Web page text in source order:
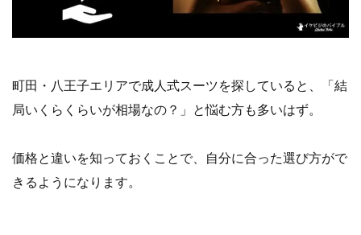
町田・八王子エリアで成人式スーツを探していると、「結
局いくらくらいが相場なの？」と悩む方も多いはず。
価格と違いを知っておくことで、自分に合った選び方がで
きるようになります。